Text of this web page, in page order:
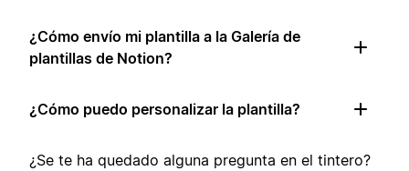
¿Cómo envío mi plantilla a la Galería de
plantillas de Notion?
¿Cómo puedo personalizar la plantilla?
¿Se te ha quedado alguna pregunta en el tintero?